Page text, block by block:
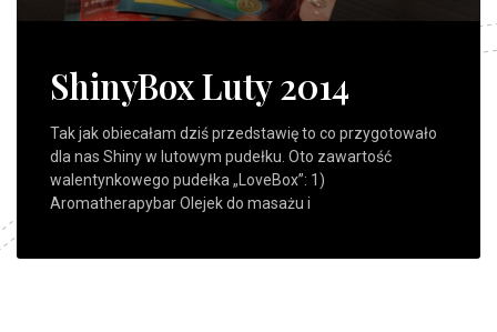
ShinyBox Luty 2014
Tak jak obiecałam dziś przedstawię to co przygotowało
dla nas Shiny w lutowym pudełku. Oto zawartość
walentynkowego pudełka „LoveBox”: 1)
Aromatherapybar Olejek do masażu i